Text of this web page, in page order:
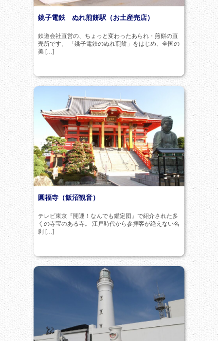
銚子電鉄 ぬれ煎餅駅（お土産売店）
鉄道会社直営の、ちょっと変わったあられ・煎餅の直
売所です。 「銚子電鉄のぬれ煎餅」をはじめ、全国の
美 […]
圓福寺（飯沼観音）
テレビ東京『開運！なんでも鑑定団』で紹介された多
くの寺宝のある寺。 江戸時代から参拝客が絶えない名
刹 […]